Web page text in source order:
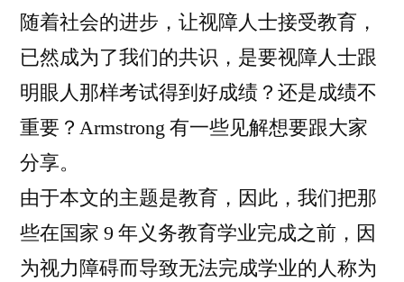
者：
视
障
人
士
该
受
什
么
样
下
评
论
随着社会的进步，让视障人士接受教育，
已然成为了我们的共识，是要视障人士跟
明眼人那样考试得到好成绩？还是成绩不
重要？Armstrong 有一些见解想要跟大家
分享。
由于本文的主题是教育，因此，我们把那
些在国家 9 年义务教育学业完成之前，因
为视力障碍而导致无法完成学业的人称为